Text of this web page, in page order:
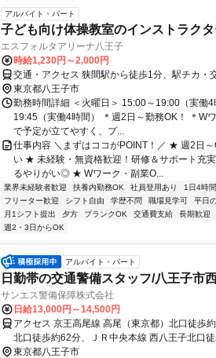
アルバイト・パート
子ども向け体操教室のインストラク
エスフォルタアリーナ八王子
時給1,230円～2,000円
交通・アクセス 狭間駅から徒歩1分、駅チカ・
東京都八王子市
勤務時間詳細 ＜火曜日＞ 15:00～19:00（実働
19:45（実働4時間） ＊週2日～勤務OK！ ＊W
で予定が立てやすく、プ...
仕事内容 ＼まずはココがPOINT！／ ★ 週2日
い ★ 未経験・無資格歓迎！研修＆サポート充
るやりがい◎ ★ Wワーク・副業O...
業界未経験者歓迎 扶養内勤務OK 社員登用あり 1日4時
フリーター歓迎
シフト自由 学歴不問 職場見学可 平日
月1シフト提出
夕方 ブランクOK 交通費支給 長期歓迎
週2・3日からOK
アルバイト・パート
日勤帯の交通警備スタッフ/八王子市
サンエス警備保障株式会社
日給13,000円～14,500円
アクセス 京王高尾線 高尾（東京都）北口徒歩
北口徒歩約62分、ＪＲ中央本線 西八王子北口
額支給＊八王子支社（「京王八王子駅」南口よ
東京都八王子市